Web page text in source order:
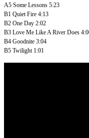
A5 Some Lessons 5:23
B1 Quiet Fire 4:13
B2 One Day 2:02
B3 Love Me Like A River Does
B4 Goodnite 3:04
B5 Twilight 1:01